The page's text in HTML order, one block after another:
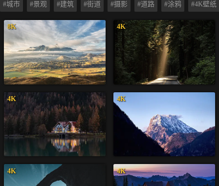
#城市 #景观 #建筑 #街道 #摄影 #道路 #涂鸦 #4K壁纸
8K 4K
4K 4K
4K 4K